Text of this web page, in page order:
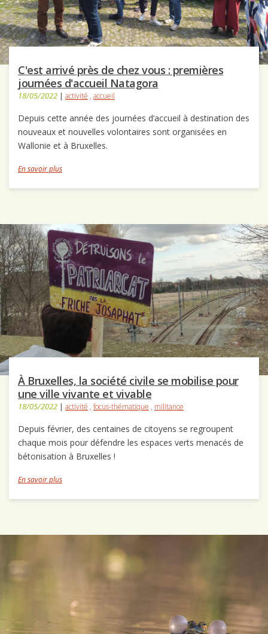
C'est arrivé près de chez vous : premières
journées d'accueil Natagora
18/05/2022 | activité , accueil
Depuis cette année des journées d’accueil à destination des
nouveaux et nouvelles volontaires sont organisées en
Wallonie et à Bruxelles.
En savoir plus
À Bruxelles, la société civile se mobilise pour
une ville vivante et vivable
18/05/2022 | activité , focus-thématique , militance
Depuis février, des centaines de citoyens se regroupent
chaque mois pour défendre les espaces verts menacés de
bétonisation à Bruxelles !
En savoir plus